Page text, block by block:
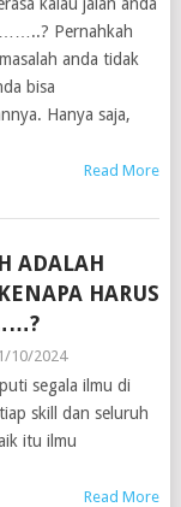
Pernahkah
anda tidak
bisa
Hanya saja,
Read More
ADALAH
HARUS
10/2024
segala ilmu di
skill dan seluruh
itu ilmu
Read More